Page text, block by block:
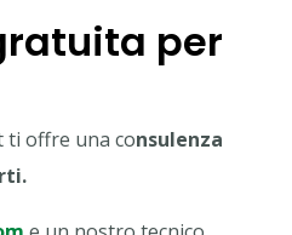
per
ti offre una consulenza